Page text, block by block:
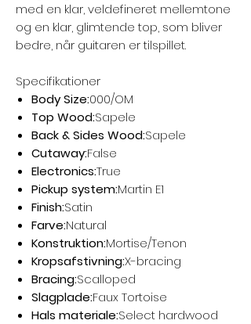
med en klar, veldefineret mellemtone
og en klar, glimtende top, som bliver
bedre, når guitaren er tilspillet.
Specifikationer
Body Size:000/OM
Top Wood:Sapele
Back & Sides Wood:Sapele
Cutaway:False
Electronics:True
Pickup system:Martin E1
Finish:Satin
Farve:Natural
Konstruktion:Mortise/Tenon
Kropsafstivning:X-bracing
Bracing:Scalloped
Slagplade:Faux Tortoise
Hals materiale:Select hardwood